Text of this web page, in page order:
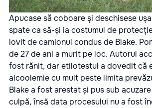
Apucase să coboare și deschisese
spate ca să-și ia costumul de
lovit de camionul condus de Blake.
de 27 de ani a murit pe loc. Autorul
fost rănit, dar etilotestul a dovedit că
alcoolemie cu mult peste limita
Blake a fost arestat și pus sub
culpă, însă data procesului nu a fost